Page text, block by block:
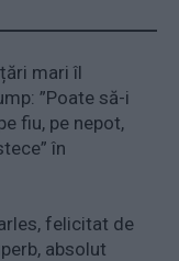
mari îl
”Poate să-i
fiu, pe nepot,
în
felicitat de
absolut